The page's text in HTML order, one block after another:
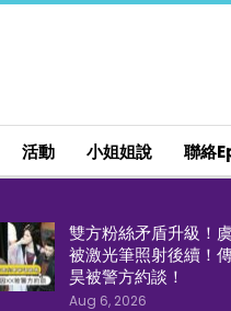
活動 小姐姐說 聯絡
雙方粉絲矛盾升級！
被激光筆照射後續！
昊被警方約談！
Aug 6, 2026